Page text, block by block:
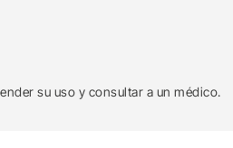
su uso y consultar a un médico.